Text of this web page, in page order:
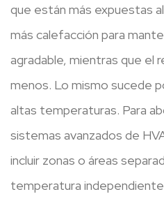
que están más expuestas
más calefacción para
agradable, mientras que el
menos. Lo mismo sucede
altas temperaturas. Para
sistemas avanzados de
incluir zonas o áreas
temperatura